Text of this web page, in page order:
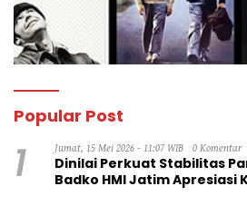
Popular Post
1 Jumat, 15 Mei 2026 - 11:07 WIB 0 Komentar
Dinilai Perkuat Stabilitas
Badko HMI Jatim Apresiasi